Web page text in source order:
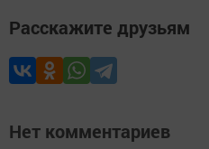
Расскажите друзьям
Нет комментариев